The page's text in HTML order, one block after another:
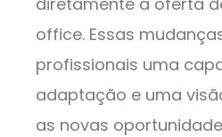
office. Essas
profissionais uma
adaptação e uma
as novas